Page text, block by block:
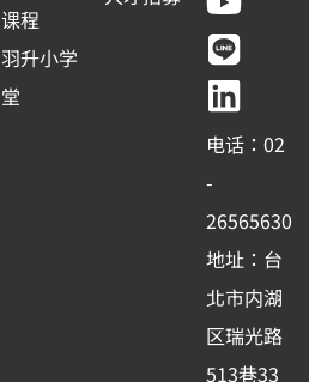
课程
羽升小学
堂
c
e
b
o
o
k
-
s
q
u
u
t
u
b
e
n
e
n
k
e
d
i
n
电话：02
-
26565630
地址：台
北市内湖
区瑞光路
513巷33